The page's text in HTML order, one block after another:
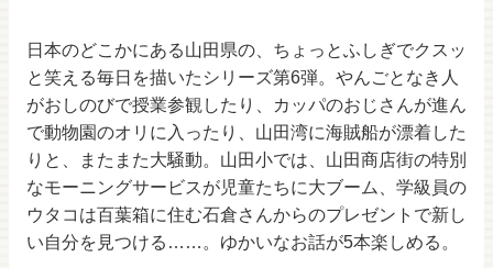
日本のどこかにある山田県の、ちょっとふしぎでクスッ
と笑える毎日を描いたシリーズ第6弾。やんごとなき人
がおしのびで授業参観したり、カッパのおじさんが進ん
で動物園のオリに入ったり、山田湾に海賊船が漂着した
りと、またまた大騒動。山田小では、山田商店街の特別
なモーニングサービスが児童たちに大ブーム、学級員の
ウタコは百葉箱に住む石倉さんからのプレゼントで新し
い自分を見つける……。ゆかいなお話が5本楽しめる。